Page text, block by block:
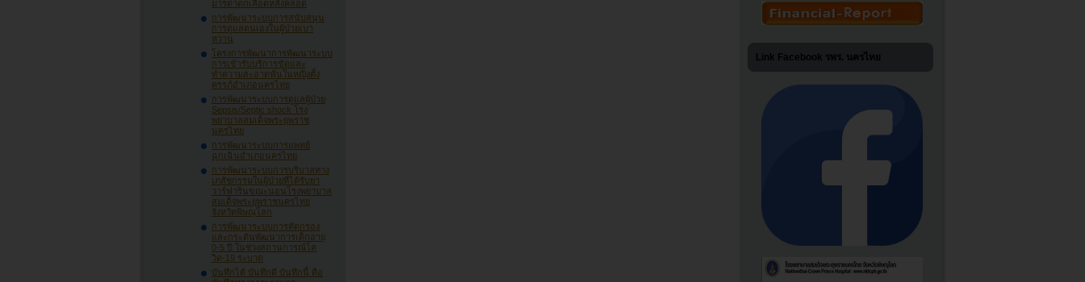
มารดาตกเลือดหลังคลอด
การพัฒนาระบบการสนับสนุน
การดูแลตนเองในผู้ป่วยเบา
หวาน
โครงการพัฒนาการพัฒนาระบบ
การเข้ารับบริการขัดและ
ทำความสะอาดฟันในหญิงตั้ง
ครรภ์อำเภอนครไทย
การพัฒนาระบบการดูแลผู้ป่วย
Sepsis/Septic shock โรง
พยาบาลสมเด็จพระยุพราช
นครไทย
การพัฒนาระบบการแพทย์
ฉุกเฉินอำเภอนครไทย
การพัฒนาระบบการบริบาลทาง
เภสัชกรรมในผู้ป่วยที่ได้รับยา
วาร์ฟารินขณะนอนโรงพยาบาล
สมเด็จพระยุพราชนครไทย
จังหวัดพิษณุโลก
การพัฒนาระบบการคัดกรอง
และกระตุ้นพัฒนาการเด็กอายุ
0-5 ปี ในช่วงสถานการณ์โค
วิด-19 ระบาด
บันทึกได้ บันทึกดี บันทึกนี้ คือ
Link Facebook รพร. นครไทย